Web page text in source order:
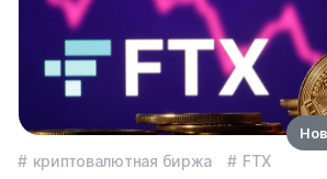
криптовалютная биржа FTX